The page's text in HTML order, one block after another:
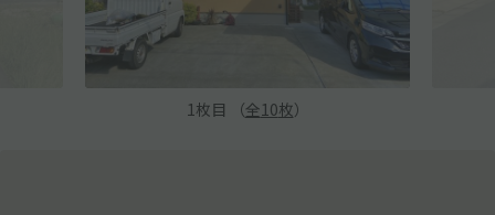
1 枚目 （全10枚）